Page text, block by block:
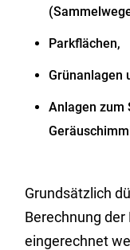
Parkflächen,
Grünanlagen
Anlagen zum
Grundsätzlich
Berechnung
eingerechnet